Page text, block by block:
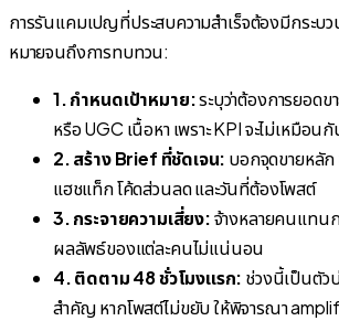
การรันแคมเปญที่ประสบความสำเร็จต้องมีกระบว
หมายจนถึงการทบทวน:
1. กำหนดเป้าหมาย:ระบุว่าต้องการยอด
หรือ UGC เนื้อหา เพราะ KPI จะไม่เหมือน
2. สร้าง Brief ที่ชัดเจน: บอกจุดขายหลัก
แฮชแท็ก โค้ดส่วนลด และวันที่ต้องโพสต์
3. กระจายความเสี่ยง:จ้างหลายคนแทนก
ผลลัพธ์ของแต่ละคนไม่แน่นอน
4. ติดตาม 48 ชั่วโมงแรก: ช่วงนี้เป็นตั
สำคัญ หากโพสต์ไม่ขยับ ให้พิจารณา